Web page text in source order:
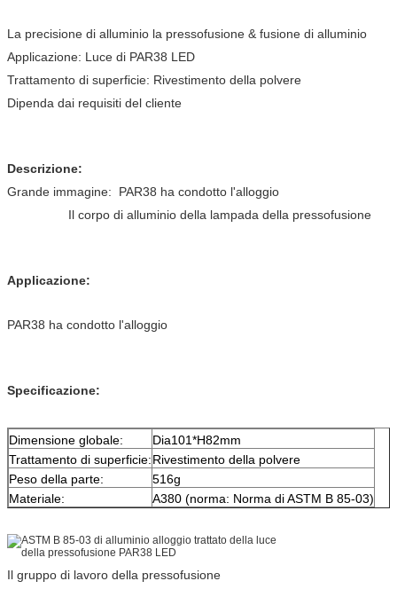
La precisione di alluminio la pressofusione & fusione di alluminio
Applicazione: Luce di PAR38 LED
Trattamento di superficie: Rivestimento della polvere
Dipenda dai requisiti del cliente
Descrizione:
Grande immagine: PAR38 ha condotto l'alloggio
Il corpo di alluminio della lampada della pressofusione
Applicazione:
PAR38 ha condotto l'alloggio
Specificazione:
Dimensione globale:
Dia101*H82mm
Trattamento di superficie:Rivestimento della polvere
Peso della parte:
516g
Materiale:
A380 (norma: Norma di ASTM B 85-03)
Il gruppo di lavoro della pressofusione